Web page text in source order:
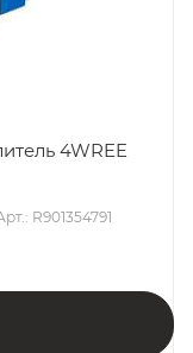
4WREE
R901354791